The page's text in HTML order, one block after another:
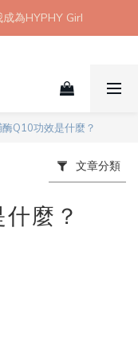
貨不付款免運
為HYPHY Girl
貨不付款免運
酶Q10功效是什麼？
文章分類
麼？